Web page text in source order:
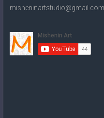
misheninartstudio@gmail.com